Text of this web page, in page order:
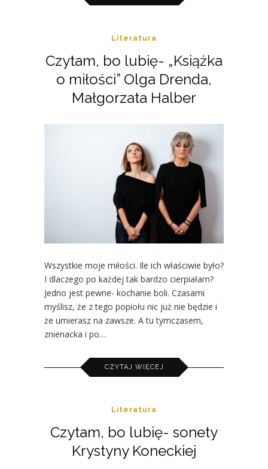
Literatura
Czytam, bo lubię- „Książka
o miłości” Olga Drenda,
Małgorzata Halber
Wszystkie moje miłości. Ile ich właściwie było?
I dlaczego po każdej tak bardzo cierpiałam?
Jedno jest pewne- kochanie boli. Czasami
myślisz, że z tego popiołu nic już nie będzie i
że umierasz na zawsze. A tu tymczasem,
znienacka i po…
CZYTAJ WIĘCEJ
Literatura
Czytam, bo lubię- sonety
Krystyny Koneckiej